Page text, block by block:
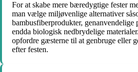
For at skabe mere bæredygtige fester
man vælge miljøvenlige alternativer
bambusfiberprodukter, genanvendelige
endda biologisk nedbrydelige
opfordre gæsterne til at genbruge eller
efter festen.